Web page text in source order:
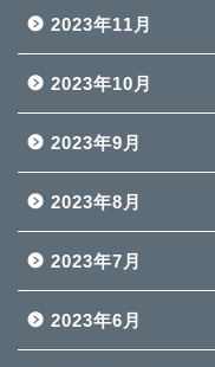
2023年11月
2023年10月
2023年9月
2023年8月
2023年7月
2023年6月